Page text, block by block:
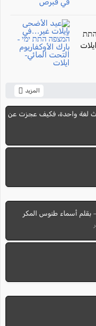
המצפה התת
المزيد
لغة واحدة، فكيف عجزت عن
بقلم أسماء طنوس المكر